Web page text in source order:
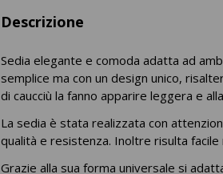
Descrizione
Sedia elegante e comoda adatta ad
semplice ma con un design unico,
di caucciù la fanno apparire leggera e
La sedia è stata realizzata con
qualità e resistenza. Inoltre risulta
Grazie alla sua forma universale si